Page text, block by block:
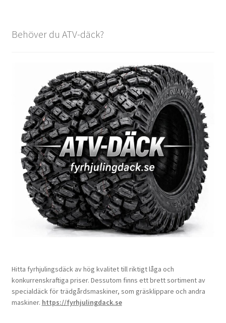
Behöver du ATV-däck?
Hitta fyrhjulingsdäck av hög kvalitet till riktigt låga och
konkurrenskraftiga priser. Dessutom finns ett brett sortiment av
specialdäck för trädgårdsmaskiner, som gräsklippare och andra
maskiner. https://fyrhjulingdack.se